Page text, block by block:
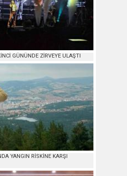
GÜNÜNDE ZİRVEYE ULAŞTI
YANGIN RİSKİNE KARŞI